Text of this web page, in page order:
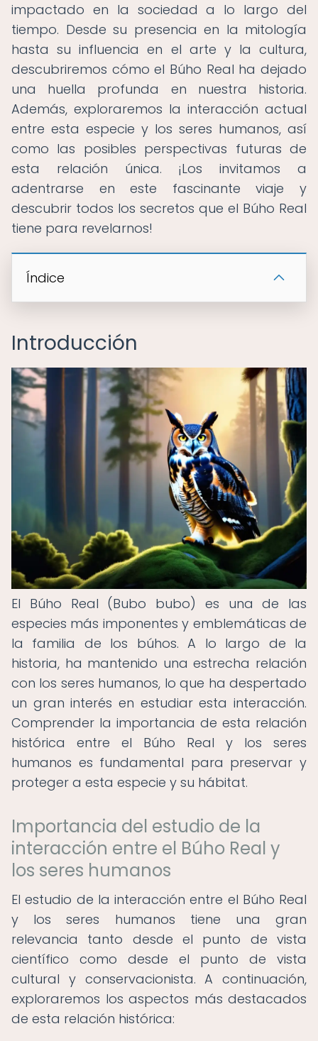
impactado en la sociedad a lo largo del
tiempo. Desde su presencia en la mitología
hasta su influencia en el arte y la cultura,
descubriremos cómo el Búho Real ha dejado
una huella profunda en nuestra historia.
Además, exploraremos la interacción actual
entre esta especie y los seres humanos, así
como las posibles perspectivas futuras de
esta relación única. ¡Los invitamos a
adentrarse en este fascinante viaje y
descubrir todos los secretos que el Búho Real
tiene para revelarnos!
Índice
Introducción
El Búho Real (Bubo bubo) es una de las
especies más imponentes y emblemáticas de
la familia de los búhos. A lo largo de la
historia, ha mantenido una estrecha relación
con los seres humanos, lo que ha despertado
un gran interés en estudiar esta interacción.
Comprender la importancia de esta relación
histórica entre el Búho Real y los seres
humanos es fundamental para preservar y
proteger a esta especie y su hábitat.
Importancia del estudio de la
interacción entre el Búho Real y
los seres humanos
El estudio de la interacción entre el Búho Real
y los seres humanos tiene una gran
relevancia tanto desde el punto de vista
científico como desde el punto de vista
cultural y conservacionista. A continuación,
exploraremos los aspectos más destacados
de esta relación histórica: